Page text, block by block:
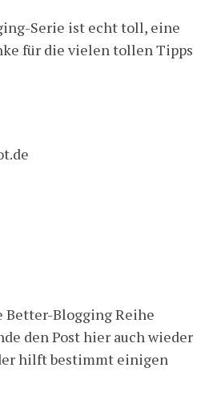
Serie ist echt toll, eine
für die vielen tollen Tipps
Blogging Reihe
den Post hier auch wieder
hilft bestimmt einigen